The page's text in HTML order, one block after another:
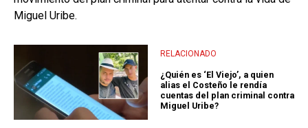
Miguel Uribe.
RELACIONADO
¿Quién es ‘El Viejo’, a quien
alias el Costeño le rendía
cuentas del plan criminal contra
Miguel Uribe?